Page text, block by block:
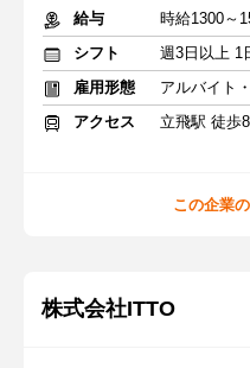
給与
時給1300～
シフト
週3日以上 1
雇用形態
アルバイト
アクセス
立飛駅 徒歩
この企業
株式会社ITTO